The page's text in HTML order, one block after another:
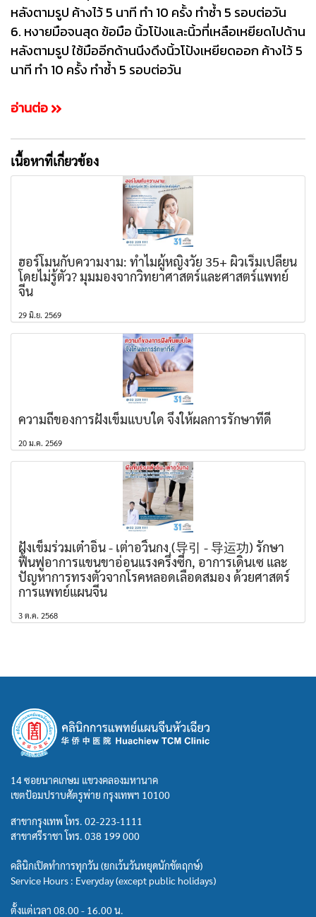
หลังตามรูป ค้างไว้ 5 นาที ทำ 10 ครั้ง ทำซ้ำ 5 รอบต่อวัน
6. หงายมือจนสุด ข้อมือ นิ้วโป้งและนิ้วที่เหลือเหยียดไปด้าน
หลังตามรูป ใช้มืออีกด้านนึงดึงนิ้วโป้งเหยียดออก ค้างไว้ 5
นาที ทำ 10 ครั้ง ทำซ้ำ 5 รอบต่อวัน
อ่านต่อ
เนื้อหาที่เกี่ยวข้อง
ฮอร์โมนกับความงาม: ทำไมผู้หญิงวัย 35+ ผิวเริ่มเปลี่ยน
โดยไม่รู้ตัว? มุมมองจากวิทยาศาสตร์และศาสตร์แพทย์
จีน
29 มิ.ย. 2569
ความถี่ของการฝังเข็มแบบใด จึงให้ผลการรักษาที่ดี
20 ม.ค. 2569
ฝังเข็มร่วมเต๋าอิ่น - เต่าอวิ้นกง (导引 - 导运功) รักษา
ฟื้นฟูอาการแขนขาอ่อนแรงครึ่งซีก, อาการเดินเซ และ
ปัญหาการทรงตัวจากโรคหลอดเลือดสมอง ด้วยศาสตร์
การแพทย์แผนจีน
3 ต.ค. 2568
14 ซอยนาคเกษม แขวงคลองมหานาค
เขตป้อมปราบศัตรูพ่าย กรุงเทพฯ 10100
สาขากรุงเทพ โทร. 02-223-1111
สาขาศรีราชา โทร. 038 199 000
คลินิกเปิดทำการทุกวัน (ยกเว้นวันหยุดนักขัตฤกษ์)
Service Hours : Everyday (except public holidays)
ตั้งแต่เวลา 08.00 - 16.00 น.